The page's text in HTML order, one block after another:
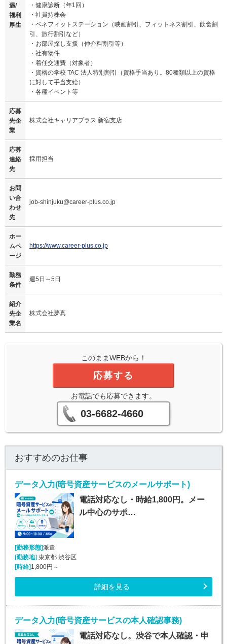
遇/
福利
厚生
・健康診断（年1回）
・社員持株会
・ベネフィットステーション（映画割引、フィットネス割引、飲食割
引、旅行割引など）
・お部屋探し支援（仲介料割引等）
・社有物件
・着任交通費（対象者）
・資格の学校 TAC 法人特別割引（資格手当あり。80種類以上の資格
に対して手当支給）
・各種イベント等
応募
先企
業
株式会社キャリアプラス 新宿支店
応募
連絡
先
採用担当
お問
い合
わせ
先
job-shinjuku@career-plus.co.jp
ホー
ムペ
ージ
https://www.career-plus.co.jp
勤務
条件
週5日～5日
紹介
先企
業名
株式会社夢真
このままWEBから！
応募する
お電話でも応募できます。
03-6682-4660
おすすめのお仕事
データ入力(暗号資産サービスのメールサポート)
電話対応なし・時給1,800円。メー
ル中心のサポ…
[勤務形態]派遣
[勤務地] 東京都 渋谷区
[時給] 1,800円～
詳細を見る
データ入力(暗号資産サービスの本人確認事務)
電話対応なし。渋谷で本人確認・申